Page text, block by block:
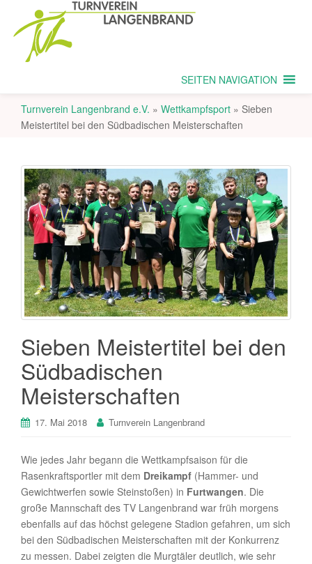
SEITEN NAVIGATION
Turnverein Langenbrand e.V. » Wettkampfsport » Sieben
Meistertitel bei den Südbadischen Meisterschaften
Sieben Meistertitel bei den
Südbadischen
Meisterschaften
17. Mai 2018 Turnverein Langenbrand
Wie jedes Jahr begann die Wettkampfsaison für die
Rasenkraftsportler mit dem Dreikampf (Hammer- und
Gewichtwerfen sowie Steinstoßen) in Furtwangen. Die
große Mannschaft des TV Langenbrand war früh morgens
ebenfalls auf das höchst gelegene Stadion gefahren, um sich
bei den Südbadischen Meisterschaften mit der Konkurrenz
zu messen. Dabei zeigten die Murgtäler deutlich, wie sehr